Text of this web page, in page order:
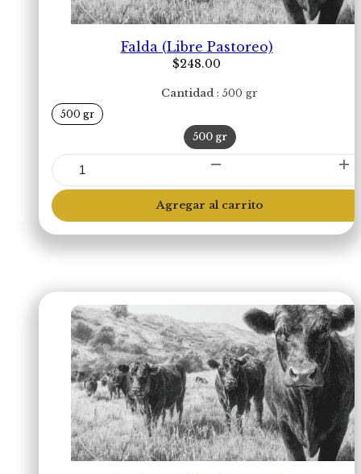
Falda (Libre Pastoreo)
$248.00
Cantidad 500 gr
500 gr
500 gr
Falda
(Libre
Pastoreo)
cantidad
Agregar al carrito